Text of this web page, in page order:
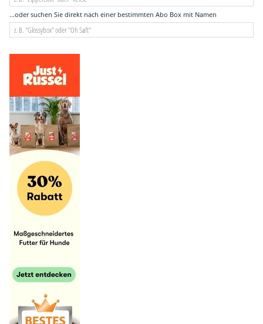
...oder suchen Sie direkt nach einer bestimmten Abo Box mit Namen